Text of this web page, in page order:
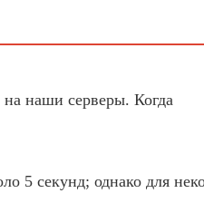
наши серверы. Когда
5 секунд; однако для